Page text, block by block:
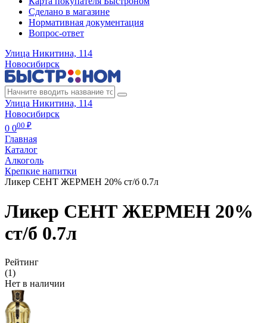
Сделано в магазине
Нормативная документация
Вопрос-ответ
Улица Никитина, 114
Новосибирск
Улица Никитина, 114
Новосибирск
0 000 ₽
Главная
Каталог
Алкоголь
Крепкие напитки
Ликер СЕНТ ЖЕРМЕН 20% ст/б 0.7л
Ликер СЕНТ ЖЕРМЕН 20%
ст/б 0.7л
Рейтинг
(1)
Нет в наличии